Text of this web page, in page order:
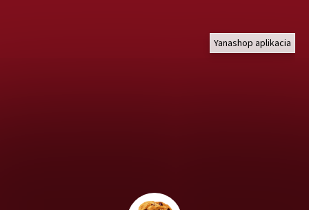
Yanashop aplikacia